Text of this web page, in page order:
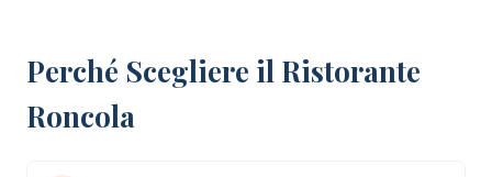
Perché Scegliere il Ristorante
Roncola